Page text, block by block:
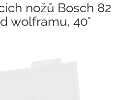
nožů Bosch 82
wolframu, 40°